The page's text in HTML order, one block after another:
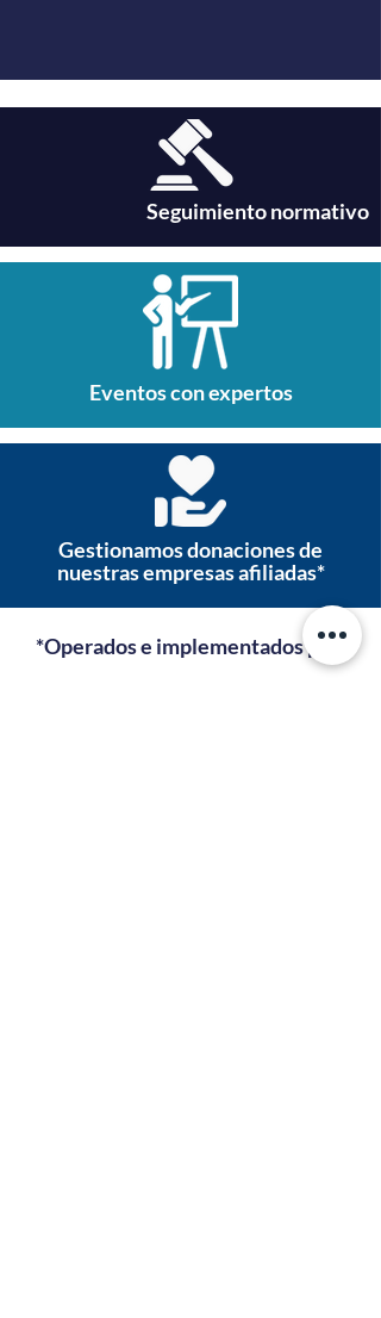
Seguimiento normativo
Eventos con expertos
Gestionamos donaciones de
nuestras empresas afiliadas*
*Operados e implementados por: